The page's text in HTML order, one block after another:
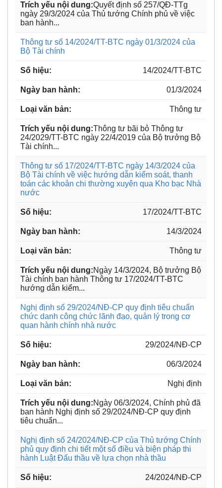
Quyết định số 257/QĐ-TTg
ngày 29/3/2024 của Thủ tướng Chính phủ về việc
ban hành...
Thông tư số 14/2024/TT-BTC ngày 01/3/2024 của
Bộ Tài chính
14/2024/TT-BTC
01/3/2024
Thông tư
Thông tư bãi bỏ Thông tư
24/2029/TT-BTC ngày 22/4/2019 của Bộ trưởng Bộ
Tài chính...
Thông tư số 17/2024/TT-BTC ngày 14/3/2024 của
Bộ Tài chính về việc hướng dẫn kiểm soát, thanh
toán các khoản chi thường xuyên qua Kho bạc Nhà
nước
17/2024/TT-BTC
14/3/2024
Thông tư
Ngày 14/3/2024, Bộ trưởng Bộ
Tài chính ban hành Thông tư 17/2024/TT-BTC
hướng dẫn kiểm...
Nghị định số 29/2024/NĐ-CP quy định tiêu chuẩn
chức danh công chức lãnh đạo, quản lý trong cơ
quan hành chính nhà nước
29/2024/NĐ-CP
06/3/2024
Nghị định
Ngày 06/3/2024, Chính phủ đã
ban hành Nghị định số 29/2024/NĐ-CP quy định
tiêu chuẩn...
Nghị định số 24/2024/NĐ-CP của Thủ tướng Chính
phủ quy định chi tiết một số điều và biện pháp thi
hành Luật Đấu thầu về lựa chọn nhà thầu
24/2024/NĐ-CP